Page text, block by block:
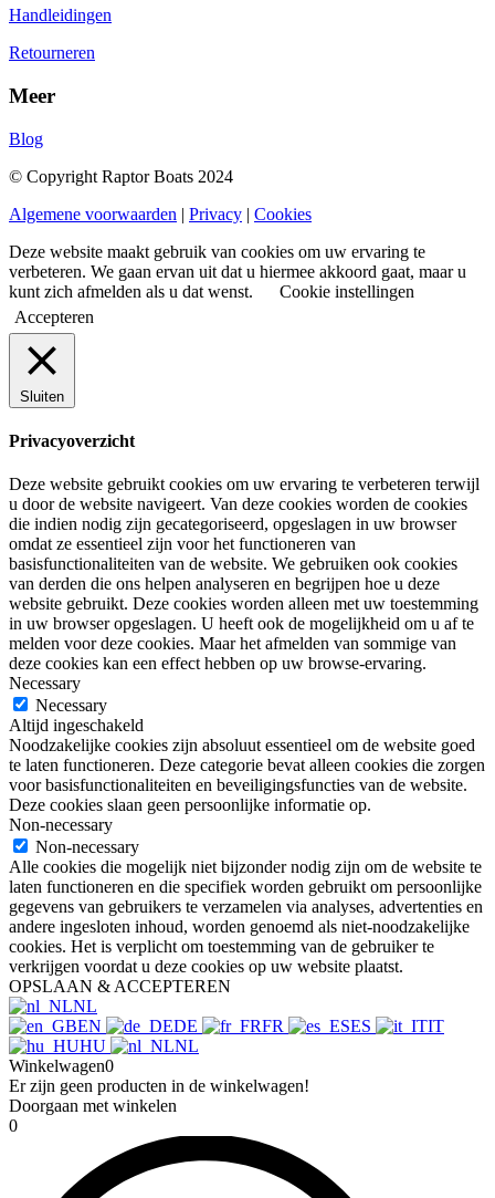
Handleidingen
Retourneren
Meer
Blog
© Copyright Raptor Boats 2024
Algemene voorwaarden | Privacy | Cookies
Deze website maakt gebruik van cookies om uw ervaring te
verbeteren. We gaan ervan uit dat u hiermee akkoord gaat, maar u
kunt zich afmelden als u dat wenst.
Cookie instellingen
Accepteren
Sluiten
Privacyoverzicht
Deze website gebruikt cookies om uw ervaring te verbeteren terwijl
u door de website navigeert. Van deze cookies worden de cookies
die indien nodig zijn gecategoriseerd, opgeslagen in uw browser
omdat ze essentieel zijn voor het functioneren van
basisfunctionaliteiten van de website. We gebruiken ook cookies
van derden die ons helpen analyseren en begrijpen hoe u deze
website gebruikt. Deze cookies worden alleen met uw toestemming
in uw browser opgeslagen. U heeft ook de mogelijkheid om u af te
melden voor deze cookies. Maar het afmelden van sommige van
deze cookies kan een effect hebben op uw browse-ervaring.
Necessary
Necessary
Altijd ingeschakeld
Noodzakelijke cookies zijn absoluut essentieel om de website goed
te laten functioneren. Deze categorie bevat alleen cookies die zorgen
voor basisfunctionaliteiten en beveiligingsfuncties van de website.
Deze cookies slaan geen persoonlijke informatie op.
Non-necessary
Non-necessary
Alle cookies die mogelijk niet bijzonder nodig zijn om de website te
laten functioneren en die specifiek worden gebruikt om persoonlijke
gegevens van gebruikers te verzamelen via analyses, advertenties en
andere ingesloten inhoud, worden genoemd als niet-noodzakelijke
cookies. Het is verplicht om toestemming van de gebruiker te
verkrijgen voordat u deze cookies op uw website plaatst.
OPSLAAN & ACCEPTEREN
NL
EN
DE FR ES
IT
HU
NL
Winkelwagen0
Er zijn geen producten in de winkelwagen!
Doorgaan met winkelen
0